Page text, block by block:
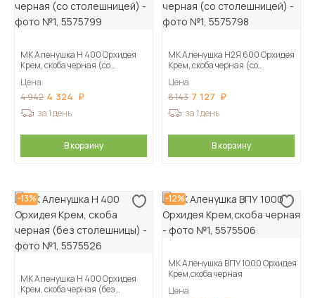
МК Аленушка Н 400 Орхидея
Крем, скоба черная (со
Цена
4 942 4 324
за 1 день
В корзину
МК Аленушка Н2Я 600 Орхидея
Крем, скоба черная (со
Цена
8 143 7 127
за 1 день
В корзину
-13%
МК Аленушка Н 400 Орхидея
Крем, скоба черная (без
-12%
МК Аленушка ВПУ 1000 Орхидея
Крем,скоба черная
Цена